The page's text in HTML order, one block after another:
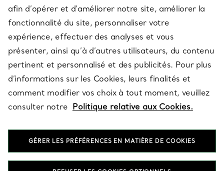
À PROPOS
QUESTIONS LÉGALES
SUIVEZ-NOUS
afin d’opérer et d’améliorer notre site, améliorer la
fonctionnalité du site, personnaliser votre
expérience, effectuer des analyses et vous
présenter, ainsi qu’à d’autres utilisateurs, du contenu
pertinent et personnalisé et des publicités. Pour plus
d’informations sur les Cookies, leurs finalités et
comment modifier vos choix à tout moment, veuillez
consulter notre Politique relative aux Cookies.
GÉRER LES PRÉFÉRENCES EN MATIÈRE DE COOKIES